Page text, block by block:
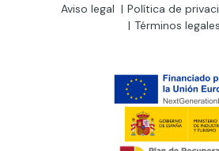
Aviso legal
Política de
Términos legales